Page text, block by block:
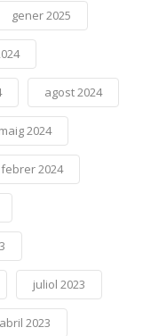
gener 2025
agost 2024
maig 2024
febrer 2024
juliol 2023
abril 2023